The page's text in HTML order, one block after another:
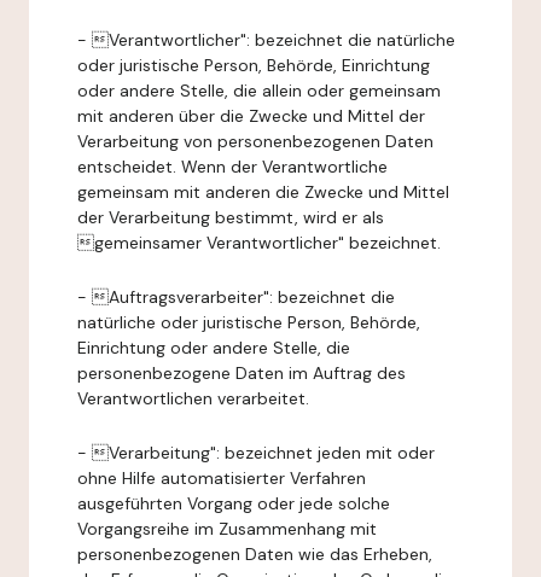
- Verantwortlicher": bezeichnet die natürliche
oder juristische Person, Behörde, Einrichtung
oder andere Stelle, die allein oder gemeinsam
mit anderen über die Zwecke und Mittel der
Verarbeitung von personenbezogenen Daten
entscheidet. Wenn der Verantwortliche
gemeinsam mit anderen die Zwecke und Mittel
der Verarbeitung bestimmt, wird er als
gemeinsamer Verantwortlicher" bezeichnet.
- Auftragsverarbeiter": bezeichnet die
natürliche oder juristische Person, Behörde,
Einrichtung oder andere Stelle, die
personenbezogene Daten im Auftrag des
Verantwortlichen verarbeitet.
- Verarbeitung": bezeichnet jeden mit oder
ohne Hilfe automatisierter Verfahren
ausgeführten Vorgang oder jede solche
Vorgangsreihe im Zusammenhang mit
personenbezogenen Daten wie das Erheben,